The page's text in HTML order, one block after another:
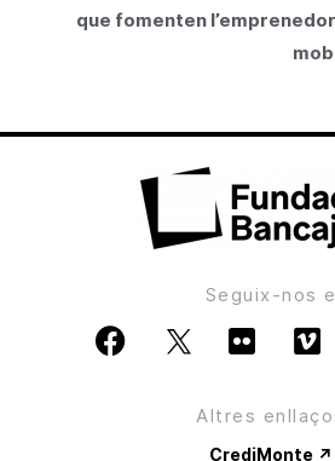
que fomenten
Seguix-nos
Altres
CrediMonte ↗